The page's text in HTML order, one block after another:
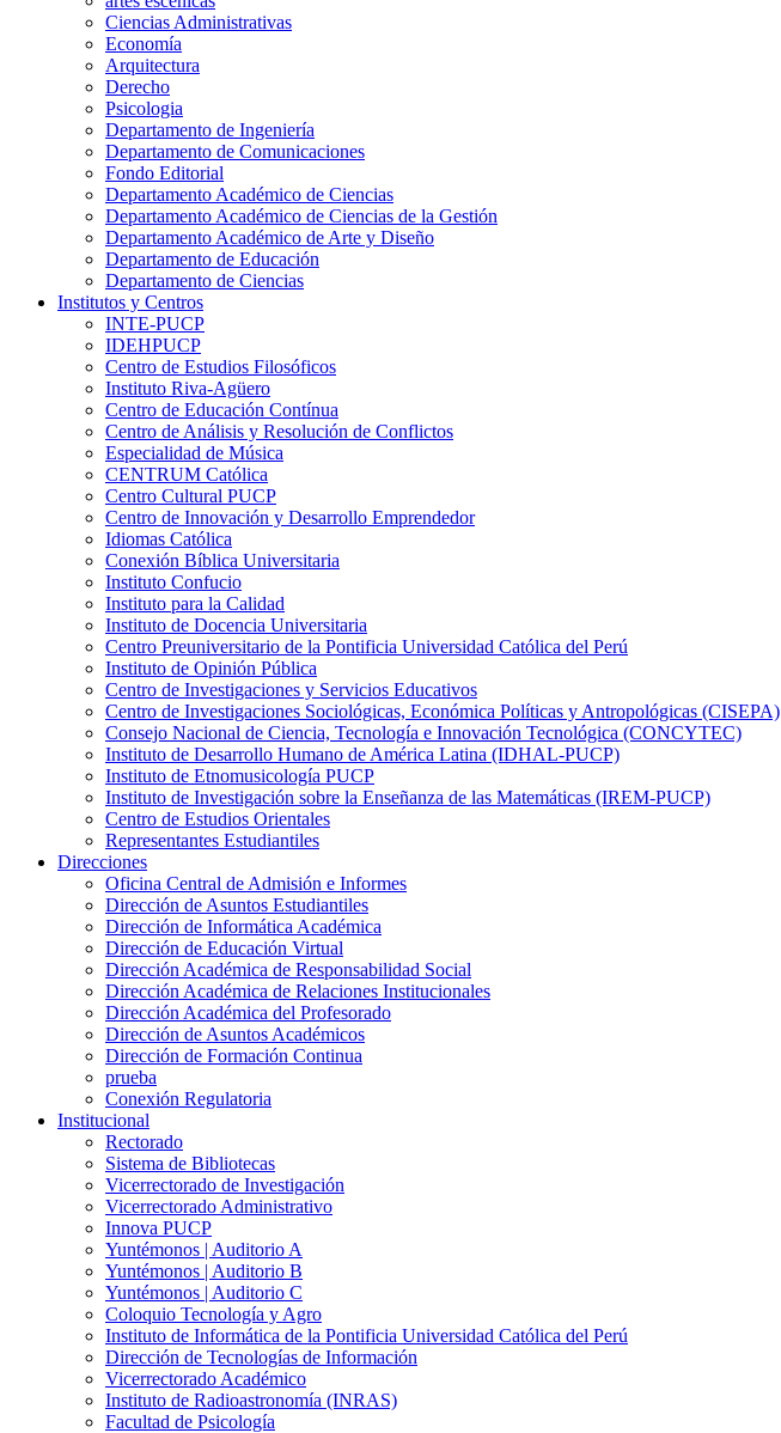
Ciencias Administrativas
Economía
Arquitectura
Derecho
Psicologia
Departamento de Ingeniería
Departamento de Comunicaciones
Fondo Editorial
Departamento Académico de Ciencias
Departamento Académico de Ciencias de la Gestión
Departamento Académico de Arte y Diseño
Departamento de Educación
Departamento de Ciencias
Institutos y Centros
INTE-PUCP
IDEHPUCP
Centro de Estudios Filosóficos
Instituto Riva-Agüero
Centro de Educación Contínua
Centro de Análisis y Resolución de Conflictos
Especialidad de Música
CENTRUM Católica
Centro Cultural PUCP
Centro de Innovación y Desarrollo Emprendedor
Idiomas Católica
Conexión Bíblica Universitaria
Instituto Confucio
Instituto para la Calidad
Instituto de Docencia Universitaria
Centro Preuniversitario de la Pontificia Universidad Católica del Perú
Instituto de Opinión Pública
Centro de Investigaciones y Servicios Educativos
Centro de Investigaciones Sociológicas, Económica Políticas y Antropológicas (CISEPA)
Consejo Nacional de Ciencia, Tecnología e Innovación Tecnológica (CONCYTEC)
Instituto de Desarrollo Humano de América Latina (IDHAL-PUCP)
Instituto de Etnomusicología PUCP
Instituto de Investigación sobre la Enseñanza de las Matemáticas (IREM-PUCP)
Centro de Estudios Orientales
Representantes Estudiantiles
Direcciones
Oficina Central de Admisión e Informes
Dirección de Asuntos Estudiantiles
Dirección de Informática Académica
Dirección de Educación Virtual
Dirección Académica de Responsabilidad Social
Dirección Académica de Relaciones Institucionales
Dirección Académica del Profesorado
Dirección de Asuntos Académicos
Dirección de Formación Continua
prueba
Conexión Regulatoria
Institucional
Rectorado
Sistema de Bibliotecas
Vicerrectorado de Investigación
Vicerrectorado Administrativo
Innova PUCP
Yuntémonos | Auditorio A
Yuntémonos | Auditorio B
Yuntémonos | Auditorio C
Coloquio Tecnología y Agro
Instituto de Informática de la Pontificia Universidad Católica del Perú
Dirección de Tecnologías de Información
Vicerrectorado Académico
Instituto de Radioastronomía (INRAS)
Facultad de Psicología